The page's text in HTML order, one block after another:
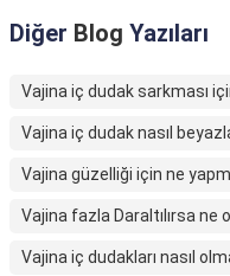
Diğer Blog Yazıları
Vajina iç dudak sarkması
Vajina iç dudak nasıl
Vajina güzelliği için ne
Vajina fazla Daraltılırsa ne
Vajina iç dudakları nasıl